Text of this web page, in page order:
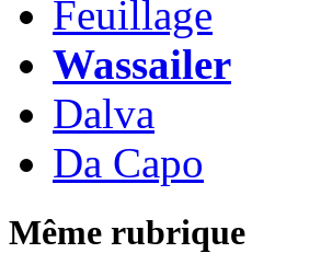
Feuillage
Wassailer
Dalva
Da Capo
Même rubrique